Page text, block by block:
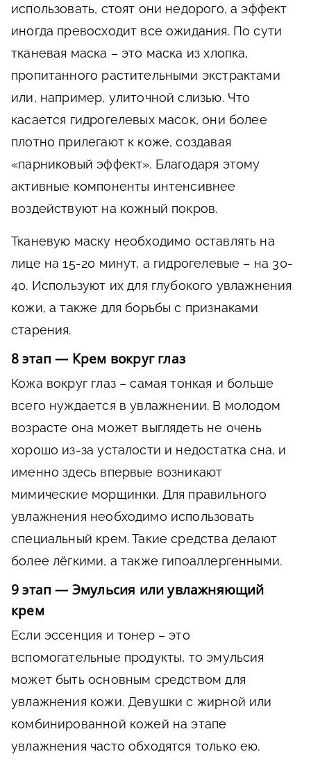
использовать, стоят они недорого, а эффект
иногда превосходит все ожидания. По сути
тканевая маска – это маска из хлопка,
пропитанного растительными экстрактами
или, например, улиточной слизью. Что
касается гидрогелевых масок, они более
плотно прилегают к коже, создавая
«парниковый эффект». Благодаря этому
активные компоненты интенсивнее
воздействуют на кожный покров.
Тканевую маску необходимо оставлять на
лице на 15-20 минут, а гидрогелевые – на 30-
40. Используют их для глубокого увлажнения
кожи, а также для борьбы с признаками
старения.
8 этап — Крем вокруг глаз
Кожа вокруг глаз – самая тонкая и больше
всего нуждается в увлажнении. В молодом
возрасте она может выглядеть не очень
хорошо из-за усталости и недостатка сна, и
именно здесь впервые возникают
мимические морщинки. Для правильного
увлажнения необходимо использовать
специальный крем. Такие средства делают
более лёгкими, а также гипоаллергенными.
9 этап — Эмульсия или увлажняющий
крем
Если эссенция и тонер – это
вспомогательные продукты, то эмульсия
может быть основным средством для
увлажнения кожи. Девушки с жирной или
комбинированной кожей на этапе
увлажнения часто обходятся только ею.